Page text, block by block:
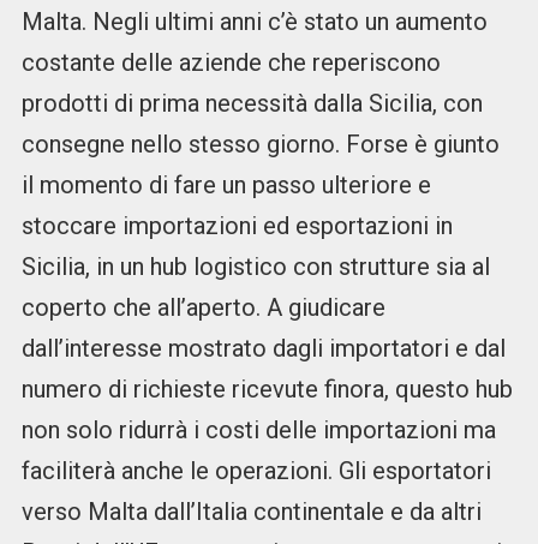
Malta. Negli ultimi anni c’è stato un aumento
costante delle aziende che reperiscono
prodotti di prima necessità dalla Sicilia, con
consegne nello stesso giorno. Forse è giunto
il momento di fare un passo ulteriore e
stoccare importazioni ed esportazioni in
Sicilia, in un hub logistico con strutture sia al
coperto che all’aperto. A giudicare
dall’interesse mostrato dagli importatori e dal
numero di richieste ricevute finora, questo hub
non solo ridurrà i costi delle importazioni ma
faciliterà anche le operazioni. Gli esportatori
verso Malta dall’Italia continentale e da altri